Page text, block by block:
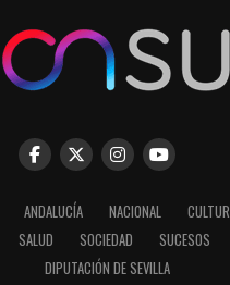
ANDALUCÍA NACIONAL
SALUD SOCIEDAD SUCESOS
DIPUTACIÓN DE SEVILLA